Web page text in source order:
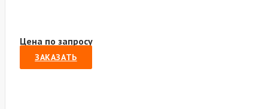
Цена по запросу
ЗАКАЗАТЬ